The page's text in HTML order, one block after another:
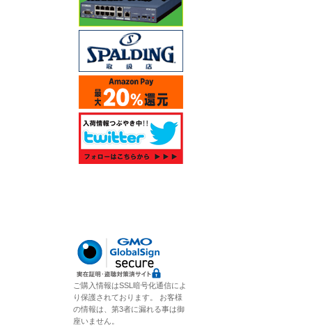
ご購入情報はSSL暗号化通信によ
り保護されております。 お客様
の情報は、第3者に漏れる事は御
座いません。